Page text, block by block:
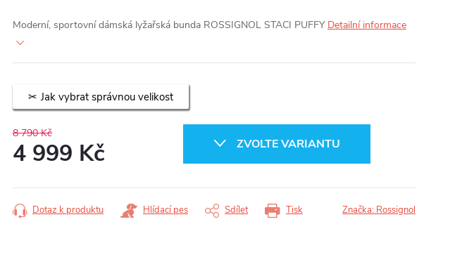
Moderní, sportovní dámská lyžařská bunda ROSSIGNOL STACI PUFFY Detailní informace
Jak vybrat správnou velikost
8 790 Kč
4 999 Kč
cena:
ZVOLTE VARIANTU
Tisk
Dotaz k produktu Hlídací pes Sdílet Značka: Rossignol